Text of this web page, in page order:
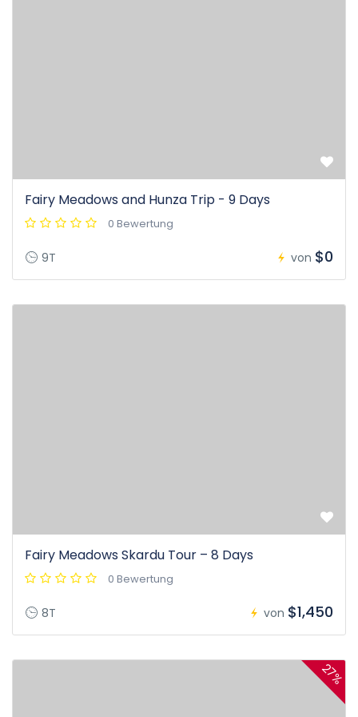
Fairy Meadows and Hunza Trip - 9 Days
0 Bewertung
9T von $0
Fairy Meadows Skardu Tour – 8 Days
0 Bewertung
8T von $1,450
27%